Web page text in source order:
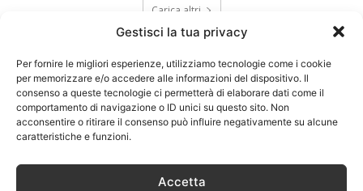
Gestisci la tua privacy
Per fornire le migliori esperienze, utilizziamo tecnologie come i cookie
per memorizzare e/o accedere alle informazioni del dispositivo. Il
consenso a queste tecnologie ci permetterà di elaborare dati come il
comportamento di navigazione o ID unici su questo sito. Non
acconsentire o ritirare il consenso può influire negativamente su alcune
caratteristiche e funzioni.
Accetta
Carica altri